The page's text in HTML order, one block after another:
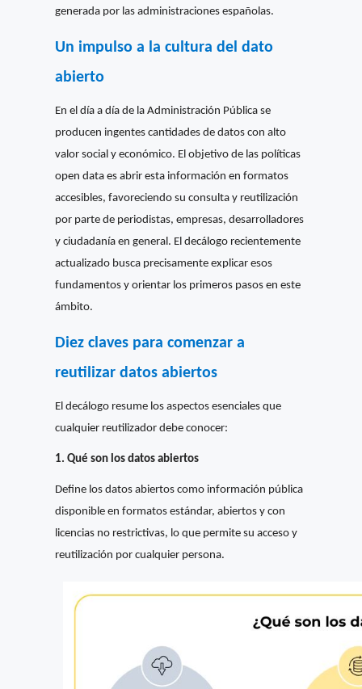
generada por las administraciones españolas.
Un impulso a la cultura del dato
abierto
En el día a día de la Administración Pública se
producen ingentes cantidades de datos con alto
valor social y económico. El objetivo de las políticas
open data es abrir esta información en formatos
accesibles, favoreciendo su consulta y reutilización
por parte de periodistas, empresas, desarrolladores
y ciudadanía en general. El decálogo recientemente
actualizado busca precisamente explicar esos
fundamentos y orientar los primeros pasos en este
ámbito.
Diez claves para comenzar a
reutilizar datos abiertos
El decálogo resume los aspectos esenciales que
cualquier reutilizador debe conocer:
1. Qué son los datos abiertos
Define los datos abiertos como información pública
disponible en formatos estándar, abiertos y con
licencias no restrictivas, lo que permite su acceso y
reutilización por cualquier persona.